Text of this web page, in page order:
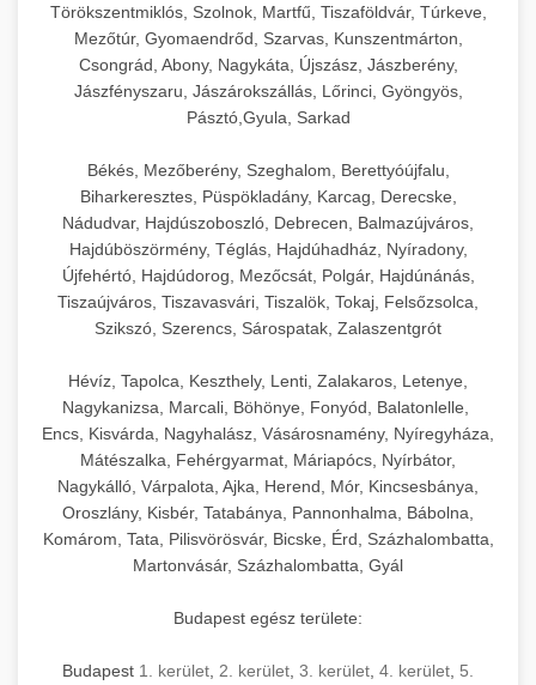
Törökszentmiklós, Szolnok, Martfű, Tiszaföldvár, Túrkeve,
Mezőtúr, Gyomaendrőd, Szarvas, Kunszentmárton,
Csongrád, Abony, Nagykáta, Újszász, Jászberény,
Jászfényszaru, Jászárokszállás, Lőrinci, Gyöngyös,
Pásztó,Gyula, Sarkad
Békés, Mezőberény, Szeghalom, Berettyóújfalu,
Biharkeresztes, Püspökladány, Karcag, Derecske,
Nádudvar, Hajdúszoboszló, Debrecen, Balmazújváros,
Hajdúböszörmény, Téglás, Hajdúhadház, Nyíradony,
Újfehértó, Hajdúdorog, Mezőcsát, Polgár, Hajdúnánás,
Tiszaújváros, Tiszavasvári, Tiszalök, Tokaj, Felsőzsolca,
Szikszó, Szerencs, Sárospatak, Zalaszentgrót
Hévíz, Tapolca, Keszthely, Lenti, Zalakaros, Letenye,
Nagykanizsa, Marcali, Böhönye, Fonyód, Balatonlelle,
Encs, Kisvárda, Nagyhalász, Vásárosnamény, Nyíregyháza,
Mátészalka, Fehérgyarmat, Máriapócs, Nyírbátor,
Nagykálló, Várpalota, Ajka, Herend, Mór, Kincsesbánya,
Oroszlány, Kisbér, Tatabánya, Pannonhalma, Bábolna,
Komárom, Tata, Pilisvörösvár, Bicske, Érd, Százhalombatta,
Martonvásár, Százhalombatta, Gyál
Budapest egész területe:
Budapest 1. kerület 2. kerület 3. kerület 4. kerület 5.